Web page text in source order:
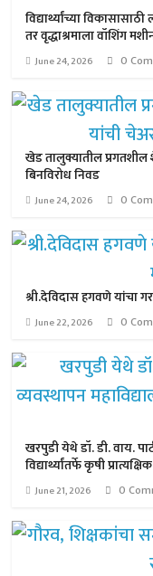
विद्यार्थ्यांच्या
तर वृद्धाश्रमाला वॉशिंग
June 24, 2026 0
खेड तालुक्यातील
बिनविरोध निवड
June 24, 2026 0
श्री.देविदास हगवणे यांचा
June 22, 2026 0
खरपुडी येथे डॉ. डी. वाय.
विद्यार्थ्यांतर्फे कृषी
June 21, 2026 0